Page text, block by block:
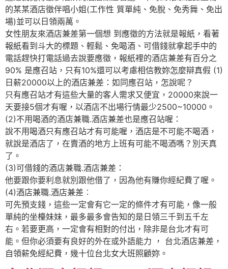
的某某酒店徵伴唱小姐(工作性 質單純、免脫、免秀舞、免出
場)並可以日領兩萬。
女性朋友來酒店兼差第一個想 到應徵的方法就是報紙，看著
報紙看到斗大的標題、輕鬆、免喝酒、可借錢就拿起手中的
電話趕快打電話過去說要應徵，報紙裡的酒店兼差有百分之
90% 是應召站，只有10%還可以考慮相信教妳怎麼辯真假 (1)
日薪20000以上的酒店兼差：如同應召站，怎說呢？
只有應召站才有這些大量的客人需求又便宜，20000來說一
天要接5個才有喔，以酒店不出場行情最少2500~10000。
(2)不用喝酒的酒店兼職.酒店兼差也是應召站喔：
說不用喝酒只有應召站才有可能喔，酒店是不可能不喝酒，
就說是酒店了，在賣酒的地方上班有可能不喝酒嗎？別天真
了。
(3)可借錢的酒店兼職.酒店兼差：
他要跟你要利息就別跟他借了，因為他有賺你經紀費了喔。
(4)酒店兼職.酒店兼差︰
可先預支錢，這些一定會有它一定的條件才有可能，像一般
單純的坐檯妹妹，最多最多會告知的是日領三千到五千左
右。若要更高，一定會有相對的付出，除非是台北才有可
能。但你必須要有良好的外在或外語能力 ， 台北酒店兼差，
自領薪免經紀費，幾十位台北女大班照顧妳。